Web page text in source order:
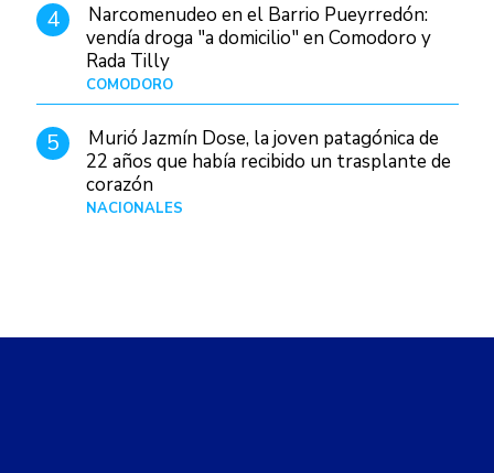
4
Narcomenudeo en el Barrio Pueyrredón:
vendía droga "a domicilio" en Comodoro y
Rada Tilly
COMODORO
5
Murió Jazmín Dose, la joven patagónica de
22 años que había recibido un trasplante de
corazón
NACIONALES